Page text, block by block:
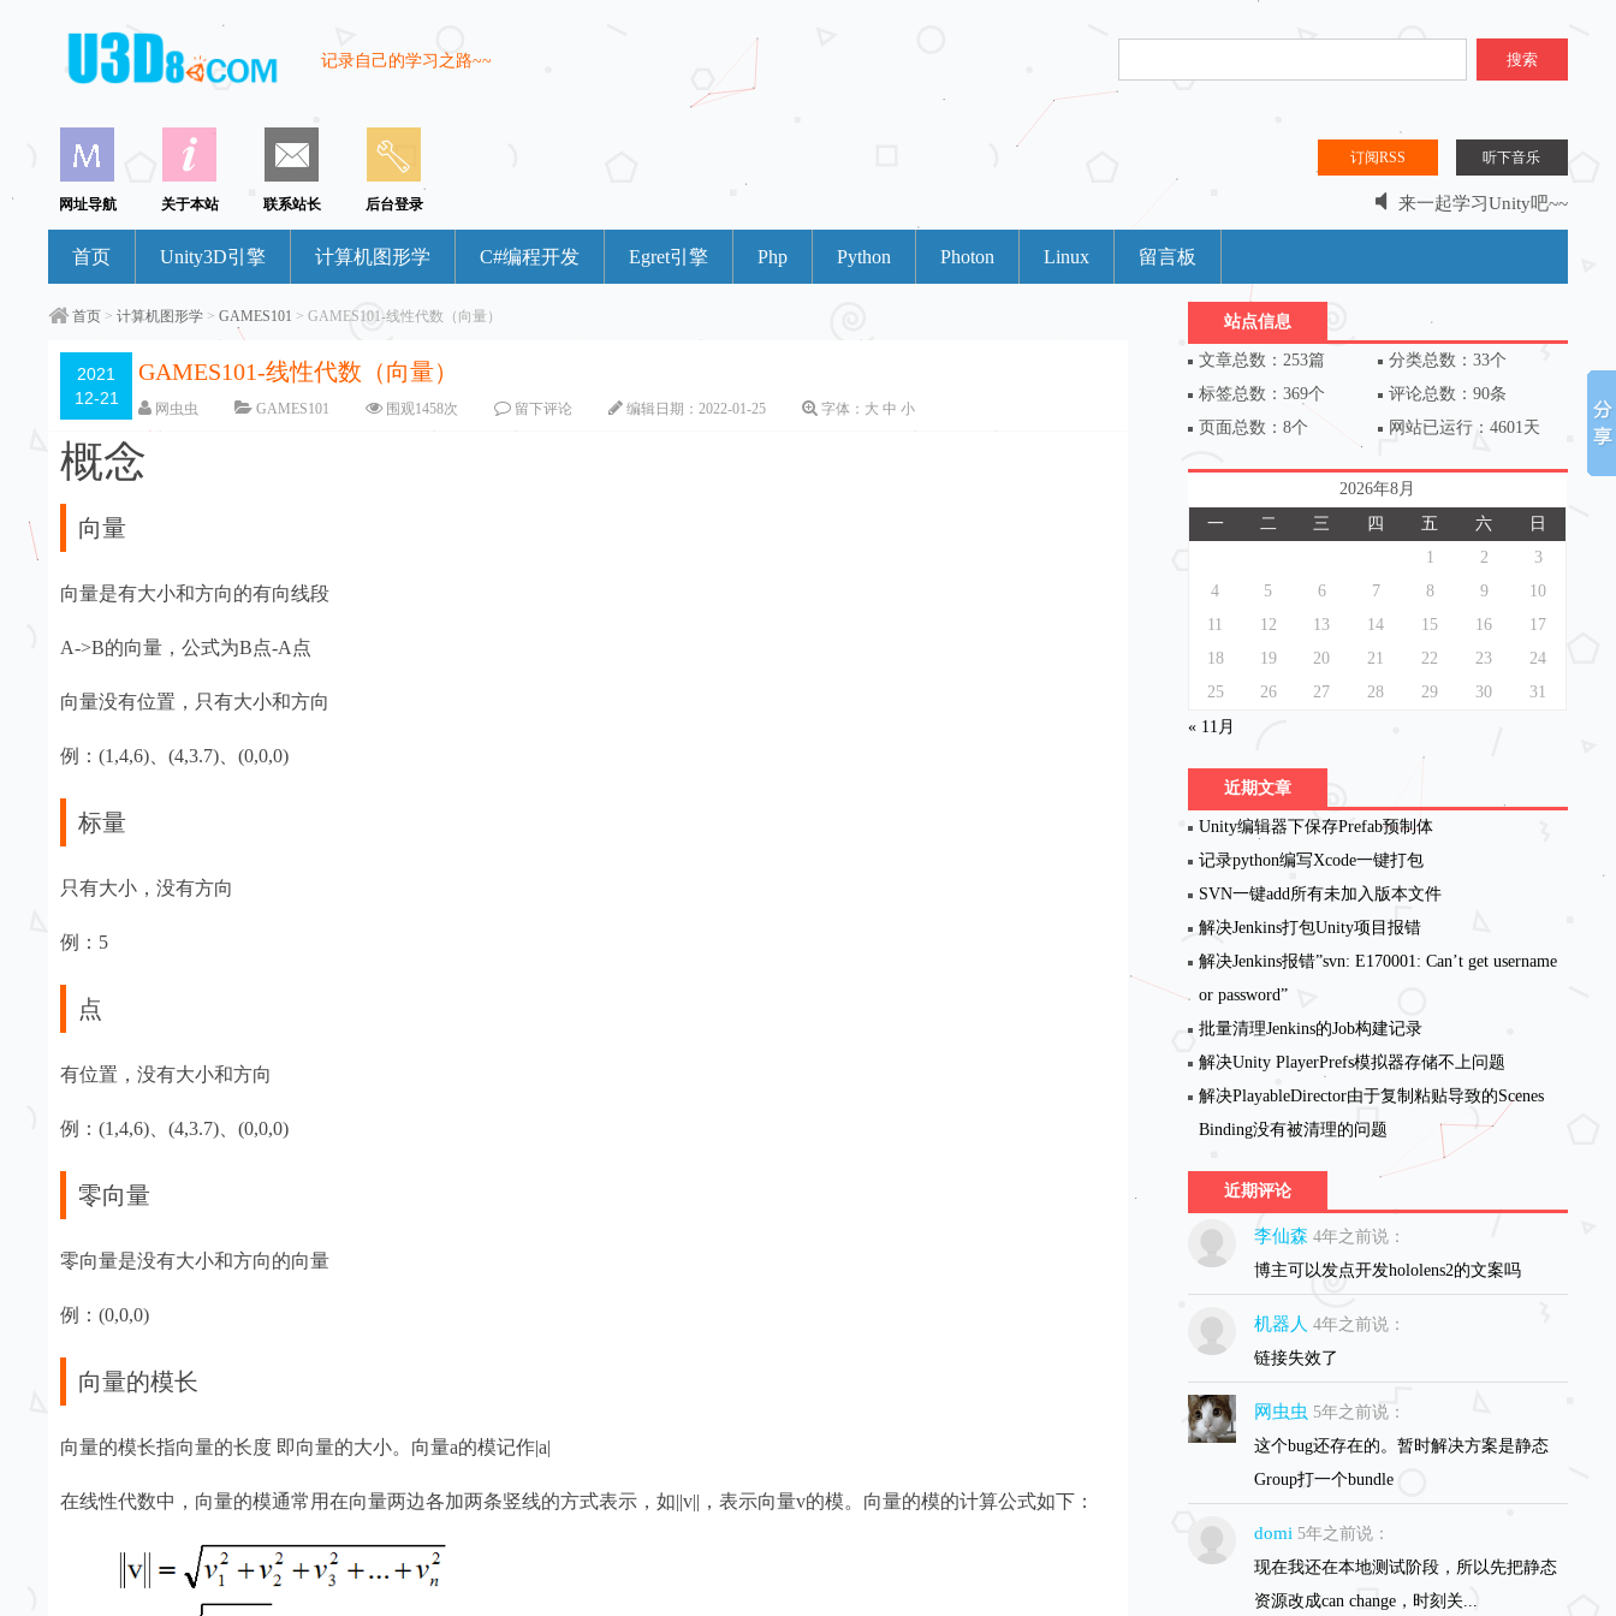
记录自己的学习之路~~ 搜索
听下音乐
订阅RSS
来一起学习Unity吧~~
分享是什么？分享是一种乐趣。。。
网址导航 关于本站 联系站长 后台登录
首页 Unity3D引擎 计算机图形学 C#编程开发 Egret引擎 Php Python Photon Linux 留言板
首页 >计算机图形学 >GAMES101 > GAMES101-线性代数（向量）
2021
12-21
GAMES101-线性代数（向量）
网虫虫 GAMES101 围观1458次 留下评论 编辑日期：2022-01-25 字体： 大 中 小
概念
向量
向量是有大小和方向的有向线段
A->B的向量，公式为B点-A点
向量没有位置，只有大小和方向
例：(1,4,6)、(4,3.7)、(0,0,0)
标量
只有大小，没有方向
例：5
点
有位置，没有大小和方向
例：(1,4,6)、(4,3.7)、(0,0,0)
零向量
零向量是没有大小和方向的向量
例：(0,0,0)
向量的模长
向量的模长指向量的长度 即向量的大小。向量a的模记作|a|
在线性代数中，向量的模通常用在向量两边各加两条竖线的方式表示，如||v||，表示向量v的模。向量的模的计算公式如下：
站点信息
文章总数：253篇
分类总数：33个
标签总数：369个
评论总数：90条
页面总数：8个
网站已运行：4601天
2026年8月
一
二 三 四 五 六
日
1
2
3
4
5 6 7 8 9
10
11
12 13 14 15 16
17
18
19 20 21 22 23
24
25
26 27 28 29 30
31
« 11月
近期文章
Unity编辑器下保存Prefab预制体
记录python编写Xcode一键打包
SVN一键add所有未加入版本文件
解决Jenkins打包Unity项目报错
解决Jenkins报错”svn: E170001: Can’t get username
or password”
批量清理Jenkins的Job构建记录
解决Unity PlayerPrefs模拟器存储不上问题
解决PlayableDirector由于复制粘贴导致的Scenes
Binding没有被清理的问题
近期评论
李仙森 4年之前说：
博主可以发点开发hololens2的文案吗
机器人 4年之前说：
链接失效了
网虫虫 5年之前说：
这个bug还存在的。暂时解决方案是静态
Group打一个bundle
domi 5年之前说：
现在我还在本地测试阶段，所以先把静态
资源改成can change，时刻关...